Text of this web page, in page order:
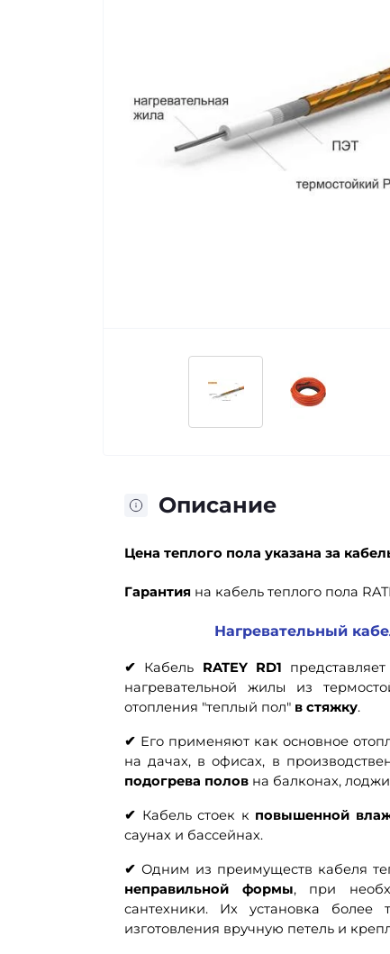
Описание
Цена теплого пола указана за
Гарантия на кабель теплого пола
Нагревательный
✔ Кабель RATEY RD1
нагревательной жилы из
отопления "теплый пол" в стяжку.
✔ Его применяют как основное
на дачах, в офисах, в
подогрева полов на балконах,
✔ Кабель стоек к повышенной
саунах и бассейнах.
✔ Одним из преимуществ кабеля
неправильной формы, при
сантехники. Их установка
изготовления вручную петель и